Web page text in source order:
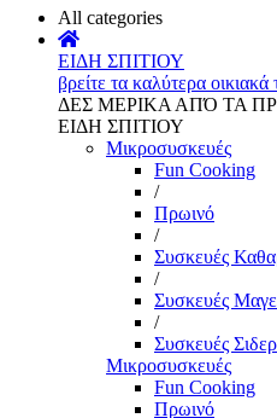
All categories
ΕΙΔΗ ΣΠΙΤΙΟΥ
βρείτε τα καλύτερα οικιακά
ΔΕΣ ΜΕΡΙΚΑ ΑΠΌ ΤΑ
ΕΙΔΗ ΣΠΙΤΙΟΥ
Μικροσυσκευές
Fun Cooking
/
Πρωινό
/
Συσκευές
/
Συσκευές
/
Συσκευές
Μικροσυσκευές
Fun Cooking
Πρωινό